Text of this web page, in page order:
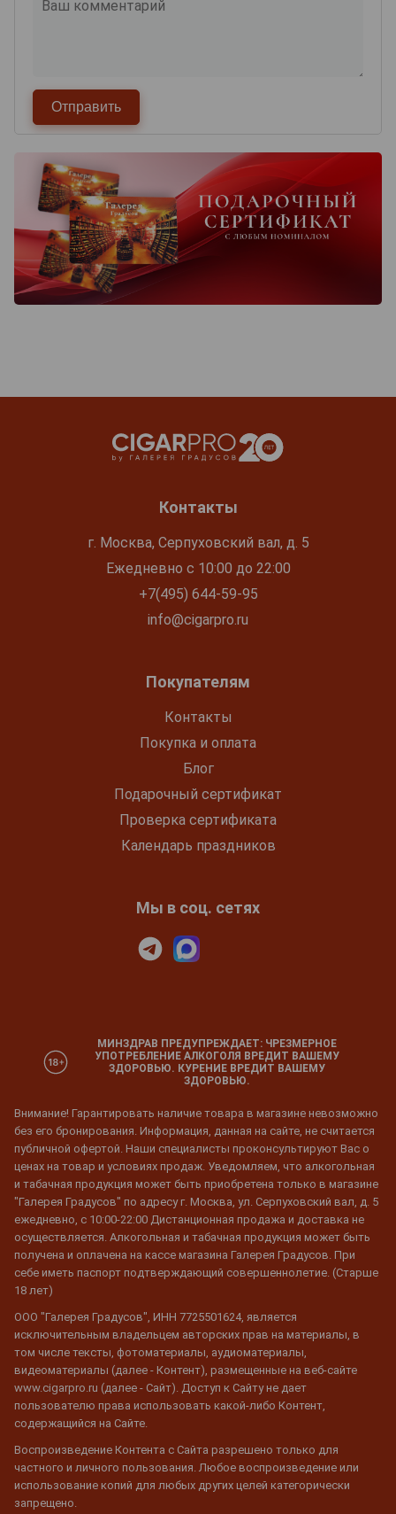
Контакты
г. Москва, Серпуховский вал, д. 5
Ежедневно с 10:00 до 22:00
+7(495) 644-59-95
info@cigarpro.ru
Покупателям
Контакты
Покупка и оплата
Блог
Подарочный сертификат
Проверка сертификата
Календарь праздников
Мы в соц. сетях
МИНЗДРАВ ПРЕДУПРЕЖДАЕТ: ЧРЕЗМЕРНОЕ
УПОТРЕБЛЕНИЕ АЛКОГОЛЯ ВРЕДИТ ВАШЕМУ
ЗДОРОВЬЮ. КУРЕНИЕ ВРЕДИТ ВАШЕМУ
ЗДОРОВЬЮ.
Внимание! Гарантировать наличие товара в магазине невозможно
без его бронирования. Информация, данная на сайте, не считается
публичной офертой. Наши специалисты проконсультируют Вас о
ценах на товар и условиях продаж. Уведомляем, что алкогольная
и табачная продукция может быть приобретена только в магазине
"Галерея Градусов" по адресу г. Москва, ул. Серпуховский вал, д. 5
ежедневно, с 10:00-22:00 Дистанционная продажа и доставка не
осуществляется. Алкогольная и табачная продукция может быть
получена и оплачена на кассе магазина Галерея Градусов. При
себе иметь паспорт подтверждающий совершеннолетие. (Старше
18 лет)
ООО "Галерея Градусов", ИНН 7725501624, является
исключительным владельцем авторских прав на материалы, в
том числе тексты, фотоматериалы, аудиоматериалы,
видеоматериалы (далее - Контент), размещенные на веб-сайте
www.cigarpro.ru (далее - Сайт). Доступ к Сайту не дает
пользователю права использовать какой-либо Контент,
содержащийся на Сайте.
Воспроизведение Контента с Сайта разрешено только для
частного и личного пользования. Любое воспроизведение или
использование копий для любых других целей категорически
запрещено.